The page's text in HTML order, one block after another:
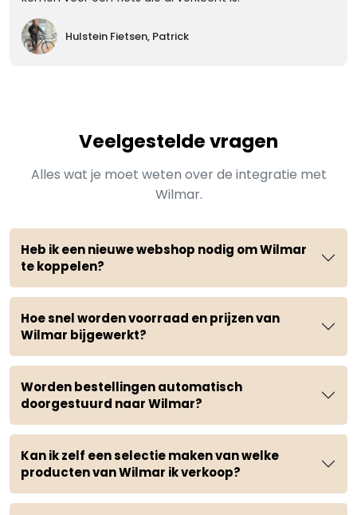
Hulstein Fietsen, Patrick
Veelgestelde vragen
Alles wat je moet weten over de integratie met
Wilmar.
Heb ik een nieuwe webshop nodig om Wilmar
te koppelen?
Hoe snel worden voorraad en prijzen van
Wilmar bijgewerkt?
Worden bestellingen automatisch
doorgestuurd naar Wilmar?
Kan ik zelf een selectie maken van welke
producten van Wilmar ik verkoop?